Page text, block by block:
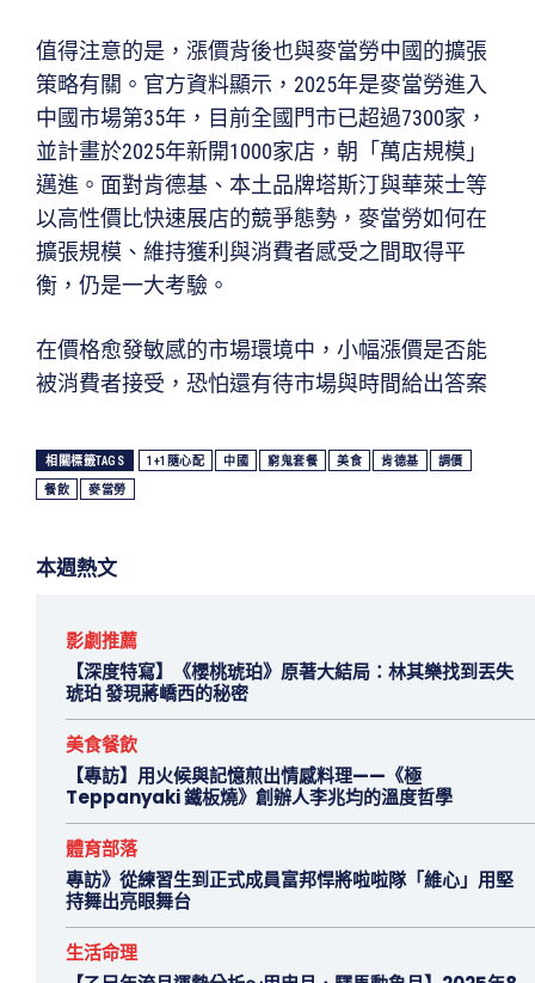
值得注意的是，漲價背後也與麥當勞中國的擴張
策略有關。官方資料顯示，2025年是麥當勞進入
中國市場第35年，目前全國門市已超過7300家，
並計畫於2025年新開1000家店，朝「萬店規模」
邁進。面對肯德基、本土品牌塔斯汀與華萊士等
以高性價比快速展店的競爭態勢，麥當勞如何在
擴張規模、維持獲利與消費者感受之間取得平
衡，仍是一大考驗。
在價格愈發敏感的市場環境中，小幅漲價是否能
被消費者接受，恐怕還有待市場與時間給出答案
相關標籤TAGS 1+1隨心配 中國 窮鬼套餐 美食 肯德基 調價
餐飲 麥當勞
本週熱文
影劇推薦
【深度特寫】《櫻桃琥珀》原著大結局：林其樂找到丟失
琥珀 發現蔣嶠西的秘密
美食餐飲
【專訪】用火候與記憶煎出情感料理——《極
Teppanyaki 鐵板燒》創辦人李兆均的溫度哲學
體育部落
專訪》從練習生到正式成員富邦悍將啦啦隊「維心」用堅
持舞出亮眼舞台
生活命理